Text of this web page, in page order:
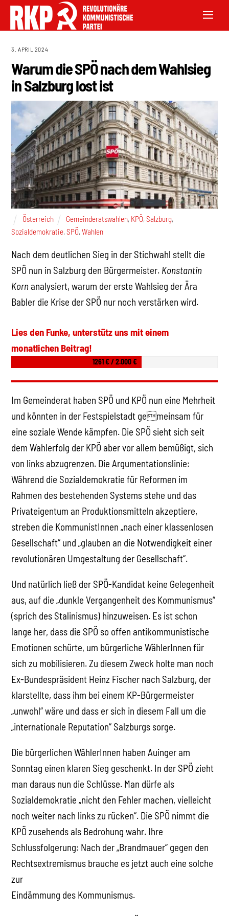
3. APRIL 2024
Warum die SPÖ nach dem Wahlsieg
in Salzburg lost ist
Österreich Gemeinderatswahlen, KPÖ,Salzburg,
Sozialdemokratie,SPÖ,Wahlen
Nach dem deutlichen Sieg in der Stichwahl stellt die
SPÖ nun in Salzburg den Bürgermeister. Konstantin
Kornanalysiert, warum der erste Wahlsieg der Ära
Babler die Krise der SPÖ nur noch verstärken wird.
Lies den Funke, unterstütz uns mit einem
monatlichen Beitrag!
1261 € / 2.000 €
Im Gemeinderat haben SPÖ und KPÖ nun eine Mehrheit
und könnten in der Festspielstadt gemeinsam für
eine soziale Wende kämpfen. Die SPÖ sieht sich seit
dem Wahlerfolg der KPÖ aber vor allem bemüßigt, sich
von links abzugrenzen. Die Argumentationslinie:
Während die Sozialdemokratie für Reformen im
Rahmen des bestehenden Systems stehe und das
Privateigentum an Produktionsmitteln akzeptiere,
streben die KommunistInnen „nach einer klassenlosen
Gesellschaft“ und „glauben an die Notwendigkeit einer
revolutionären Umgestaltung der Gesellschaft“.
Und natürlich ließ der SPÖ-Kandidat keine Gelegenheit
aus, auf die „dunkle Vergangenheit des Kommunismus“
(sprich des Stalinismus) hinzuweisen. Es ist schon
lange her, dass die SPÖ so offen antikommunistische
Emotionen schürte, um bürgerliche WählerInnen für
sich zu mobilisieren. Zu diesem Zweck holte man noch
Ex-Bundespräsident Heinz Fischer nach Salzburg, der
klarstellte, dass ihm bei einem KP-Bürgermeister
„unwohl“ wäre und dass er sich in diesem Fall um die
„internationale Reputation“ Salzburgs sorge.
Die bürgerlichen WählerInnen haben Auinger am
Sonntag einen klaren Sieg geschenkt. In der SPÖ zieht
man daraus nun die Schlüsse. Man dürfe als
Sozialdemokratie „nicht den Fehler machen, vielleicht
noch weiter nach links zu rücken“. Die SPÖ nimmt die
KPÖ zusehends als Bedrohung wahr. Ihre
Schlussfolgerung: Nach der „Brandmauer“ gegen den
Rechtsextremismus brauche es jetzt auch eine solche
zur
Eindämmung des Kommunismus.